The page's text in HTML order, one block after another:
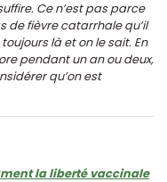
Ce n’est pas parce
de fièvre catarrhale qu’il
là et on le sait. En
pendant un an ou deux,
qu’on est
la liberté vaccinale